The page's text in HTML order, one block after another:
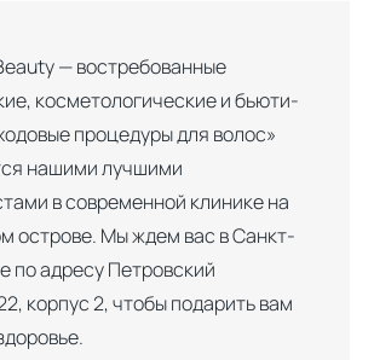
— востребованные
косметологические и бьюти-
процедуры для волос»
нашими лучшими
в современной клинике на
острове. Мы ждем вас в Санкт-
по адресу Петровский
корпус 2, чтобы подарить вам